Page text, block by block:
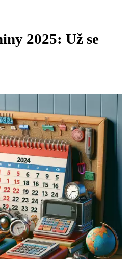
2025: Už se